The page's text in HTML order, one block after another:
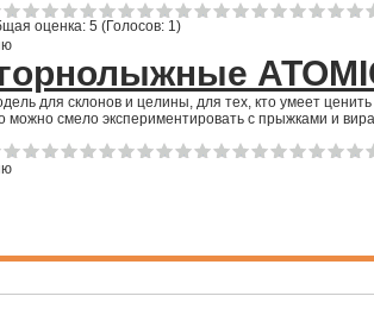
оценка: 5 (Голосов: 1)
для склонов и целины, для тех, кто умеет
можно смело экспериментировать с прыжками и